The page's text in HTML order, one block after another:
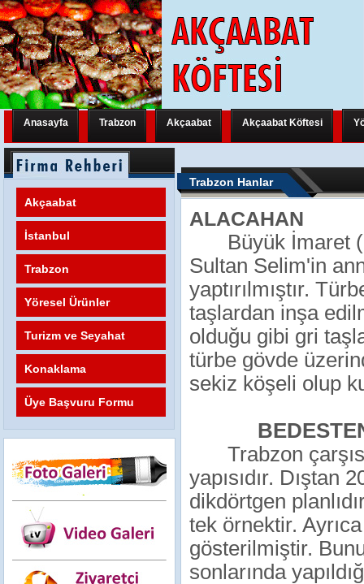
Anasayfa Trabzon Akçaabat Akçaabat Köftesi
Trabzon Yeni Bir Uluslararası Organizasyona Hazırlanıyor
Trabzon Yeni Bir Uluslararası Organizasyona Hazırlanıyor Trabzon
Trabzon Yeni Bir Uluslararası Organizasyona Hazırlanıyor
Akçaabat
İstanbul
Trabzon
Yöresel Ürünler
Turizm ve Seyahat
Konaklama
Üye Başvuru Formu
Trabzon Hanlar
ALACAHAN
Büyük İmaret
Sultan Selim'in
yaptırılmıştır.
taşlardan inşa
olduğu gibi gri
türbe gövde
sekiz köşeli olup
Trabzon
yapısıdır. Dıştan
dikdörtgen
tek örnektir.
gösterilmiştir.
sonlarında